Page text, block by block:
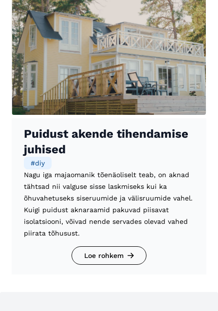
Puidust akende tihendamise
juhised
#diy
Nagu iga majaomanik tõenäoliselt teab, on aknad
tähtsad nii valguse sisse laskmiseks kui ka
õhuvahetuseks siseruumide ja välisruumide vahel.
Kuigi puidust aknaraamid pakuvad piisavat
isolatsiooni, võivad nende servades olevad vahed
piirata tõhusust.
Loe rohkem